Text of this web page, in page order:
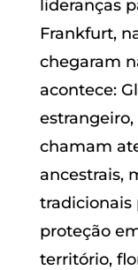
lideranças
Frankfurt,
chegaram
acontece:
chamam
ancestrais,
tradicionais
proteção
território,